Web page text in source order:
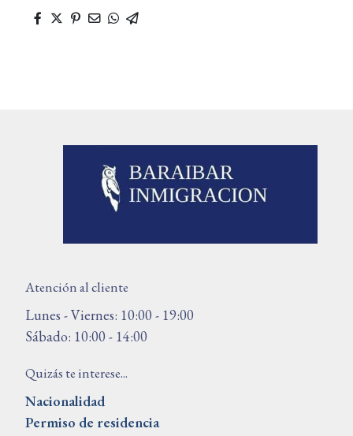
Atención al cliente
Lunes - Viernes: 10:00 - 19:00
Sábado: 10:00 - 14:00
Quizás te interese...
Nacionalidad
Permiso de residencia